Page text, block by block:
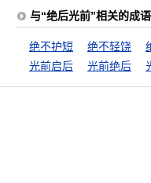
与“绝后光前”相关的成语
绝不护短 绝不轻饶
光前启后
光前绝后